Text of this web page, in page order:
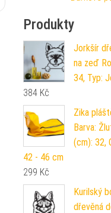
Produkty
Jorkšír
na zeď
34, Typ:
384 Kč
Zika
Barva:
(cm): 32,
42 - 46 cm
299 Kč
Kurilský
dřevěná